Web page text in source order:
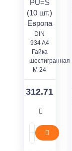
DIN
934 A4
Гайка
шестигранная
M 24
312.71